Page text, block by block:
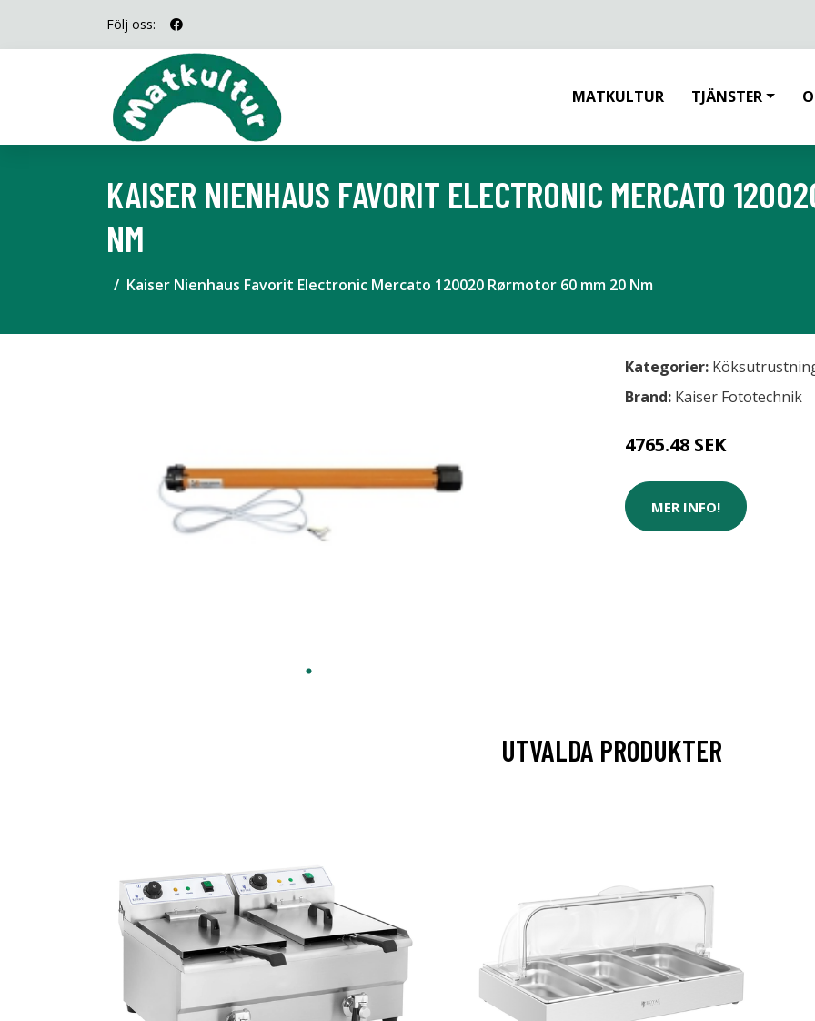
Följ oss:
MATKULTUR TJÄNSTER
KAISER NIENHAUS FAVORIT ELECTRONIC MERCATO
NM
Kaiser Nienhaus Favorit Electronic Mercato 120020 Rørmotor 60 mm 20 Nm
Kategorier:
Brand: Kaiser Fototechnik
4765.48 SEK
MER INFO!
UTVALDA PRODUKTER